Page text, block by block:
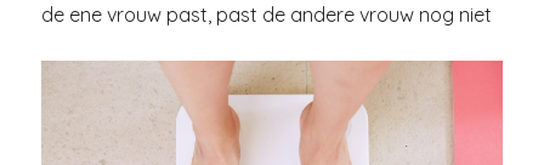
de ene vrouw past, past de andere vrouw nog niet